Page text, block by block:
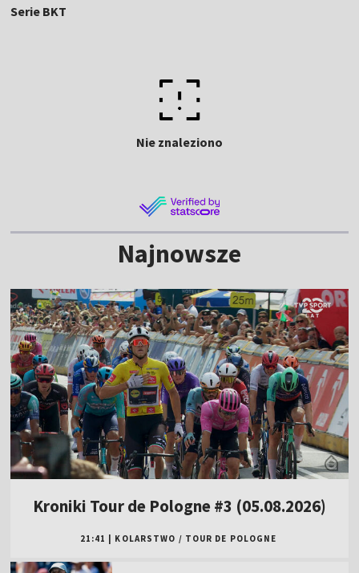
Serie BKT
Nie znaleziono
Najnowsze
Kroniki Tour de Pologne #3 (05.08.2026)
21:41 KOLARSTWO / TOUR DE POLOGNE